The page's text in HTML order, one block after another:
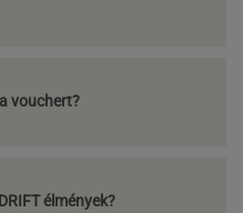
vouchert?
élmények?